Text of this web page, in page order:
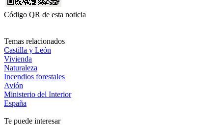
Código QR de esta noticia
Temas relacionados
Castilla y León
Vivienda
Naturaleza
Incendios forestales
Avión
Ministerio del Interior
España
Te puede interesar